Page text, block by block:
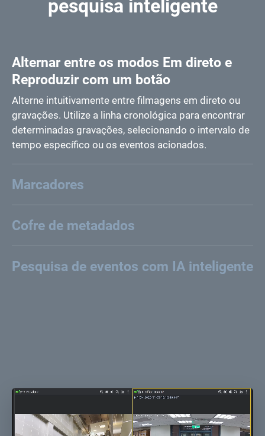
pesquisa inteligente
Alternar entre os modos Em direto e
Reproduzir com um botão
Alterne intuitivamente entre filmagens em direto ou
gravações. Utilize a linha cronológica para encontrar
determinadas gravações, selecionando o intervalo de
tempo específico ou os eventos acionados.
Marcadores
Cofre de metadados
Pesquisa de eventos com IA inteligente